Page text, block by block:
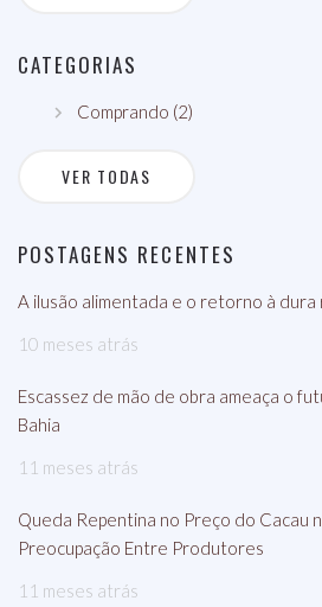
CATEGORIAS
Comprando (2)
VER TODAS
POSTAGENS RECENTES
A ilusão alimentada e o retorno à dura
10 meses atrás
Escassez de mão de obra ameaça o
Bahia
11 meses atrás
Queda Repentina no Preço do Cacau
Preocupação Entre Produtores
11 meses atrás